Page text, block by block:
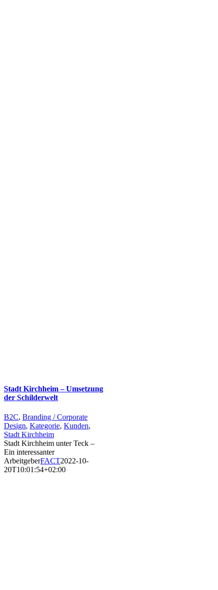
Stadt Kirchheim – Umsetzung
der Schilderwelt
B2C, Branding / Corporate
Design, Kategorie, Kunden,
Stadt Kirchheim
Stadt Kirchheim unter Teck –
Ein interessanter
ArbeitgeberFACT2022-10-
20T10:01:54+02:00